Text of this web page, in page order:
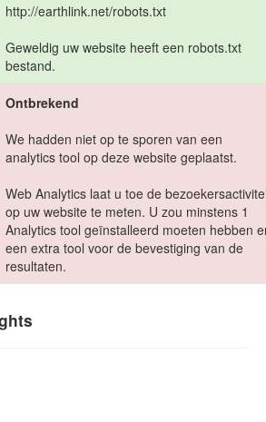
http://earthlink.net/robots.txt
Geweldig uw website heeft een robots.txt
bestand.
Ontbrekend
We hadden niet op te sporen van een
analytics tool op deze website geplaatst.
Web Analytics laat u toe de
op uw website te meten. U zou minstens 1
Analytics tool geïnstalleerd moeten hebben
een extra tool voor de bevestiging van de
resultaten.